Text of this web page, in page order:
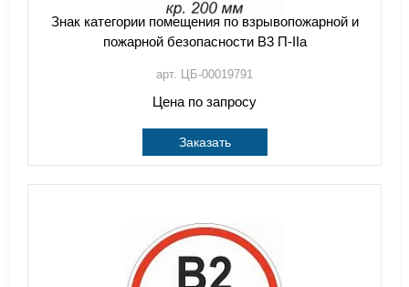
Знак категории помещения по взрывопожарной и
пожарной безопасности В3 П-IIа
арт. ЦБ-00019791
Цена по запросу
Заказать